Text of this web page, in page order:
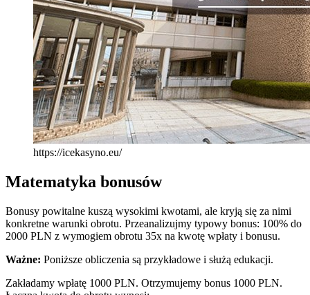
https://icekasyno.eu/
Matematyka bonusów
Bonusy powitalne kuszą wysokimi kwotami, ale kryją się za nimi
konkretne warunki obrotu. Przeanalizujmy typowy bonus: 100% do
2000 PLN z wymogiem obrotu 35x na kwotę wpłaty i bonusu.
Ważne: Poniższe obliczenia są przykładowe i służą edukacji.
Zakładamy wpłatę 1000 PLN. Otrzymujemy bonus 1000 PLN.